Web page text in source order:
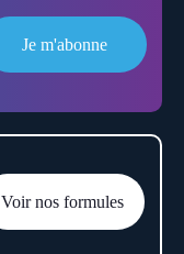
Je m'abonne
Voir nos formules